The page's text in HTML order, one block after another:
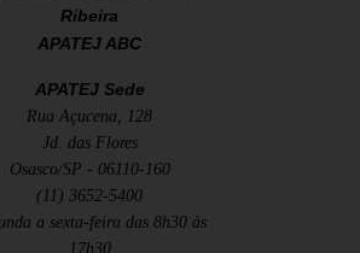
Ribeira
APATEJ ABC
APATEJ Sede
Rua Açucena, 128
Jd. das Flores
Osasco/SP - 06110-160
(11) 3652-5400
a sexta-feira das 8h30 às
17h30